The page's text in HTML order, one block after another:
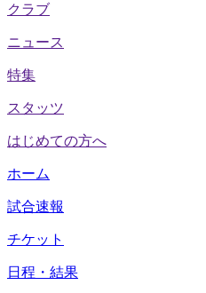
クラブ
ニュース
特集
スタッツ
はじめての方へ
ホーム
試合速報
チケット
日程・結果